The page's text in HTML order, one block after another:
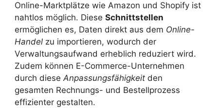
Online-Marktplätze wie Amazon und Shopify ist
nahtlos möglich. Diese Schnittstellen
ermöglichen es, Daten direkt aus dem Online-
Handel zu importieren, wodurch der
Verwaltungsaufwand erheblich reduziert wird.
Zudem können E-Commerce-Unternehmen
durch dieseAnpassungsfähigkeit den
gesamten Rechnungs- und Bestellprozess
effizienter gestalten.